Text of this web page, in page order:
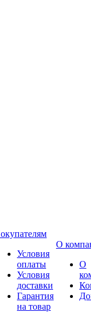
Условия
оплаты
Условия
доставки
Гарантия
на товар
О
О